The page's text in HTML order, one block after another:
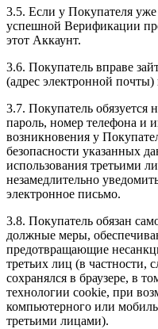
3.5. Если у Покупателя
успешной Верификации
этот Аккаунт.
3.6. Покупатель вправе
(адрес электронной
3.7. Покупатель обязуется
пароль, номер телефона и
возникновения у
безопасности указанных
использования третьими
незамедлительно
электронное письмо.
3.8. Покупатель обязан
должные меры,
предотвращающие
третьих лиц (в частности,
сохранялся в браузере, в
технологии cookie, при
компьютерного или
третьими лицами).